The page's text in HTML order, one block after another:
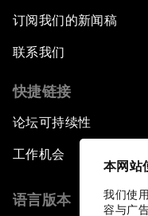
本网站
我们使
容与广
订阅我们的新闻稿
联系我们
快捷链接
论坛可持续性
工作机会
语言版本